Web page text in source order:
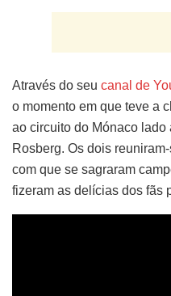
Através do seu canal de
o momento em que teve a
ao circuito do Mónaco
Rosberg. Os dois
com que se sagraram
fizeram as delícias dos fãs